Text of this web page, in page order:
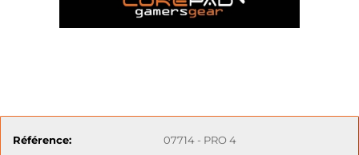
Référence:
07714 - PRO 4